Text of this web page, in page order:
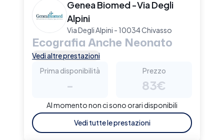
Genea Biomed -Via Degli
Alpini
Via Degli Alpini - 10034 Chivasso
Ecografia Anche Neonato
Vedi altre prestazioni
Prima disponibilità
-
Prezzo
83€
Al momento non ci sono orari disponibili
Vedi tutte le prestazioni